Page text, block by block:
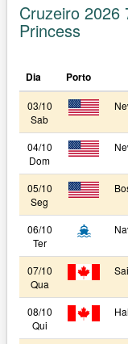
Cruzeiro 2026
Princess
Dia Porto
03/10
Sab
04/10
Dom
05/10
Seg
06/10
Ter
07/10
Qua
08/10
Qui